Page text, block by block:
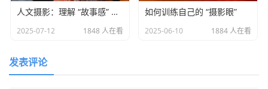
背景被虚化，同时阳光透过背景
人文摄影：理解 “故事感” 的本质
2025-07-12 1848 人在看
如何训练自己的 “摄影眼”
2025-06-10 1884 人在看
发表评论